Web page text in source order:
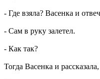
- Где взяла? Васенка и
- Сам в руку залетел.
- Как так?
Тогда Васенка и